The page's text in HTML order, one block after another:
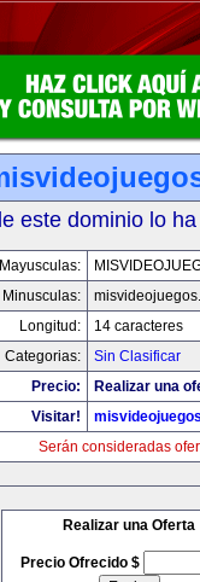
este dominio lo
Mayusculas:
Minusculas:
Longitud:
14 caracteres
Categorias:
Sin Clasificar
Precio:
Realizar una
Visitar!
Serán consideradas
Realizar una Oferta
Precio Ofrecido $